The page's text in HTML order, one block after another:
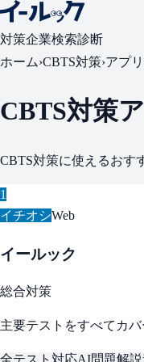
対策企業検索診断
ホーム›CBTS対策›アプ
CBTS対策
CBTS対策に使えるおす
1
イチオシWeb
イールック
総合対策
主要テストをすべてカ